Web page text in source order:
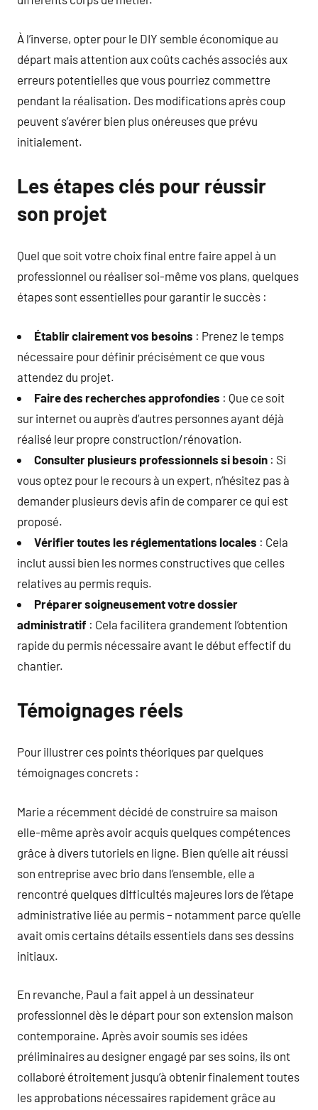
À l’inverse, opter pour le DIY semble économique au
départ mais attention aux coûts cachés associés aux
erreurs potentielles que vous pourriez commettre
pendant la réalisation. Des modifications après coup
peuvent s’avérer bien plus onéreuses que prévu
initialement.
Les étapes clés pour réussir
son projet
Quel que soit votre choix final entre faire appel à un
professionnel ou réaliser soi-même vos plans, quelques
étapes sont essentielles pour garantir le succès :
Établir clairement vos besoins : Prenez le temps
nécessaire pour définir précisément ce que vous
attendez du projet.
Faire des recherches approfondies : Que ce soit
sur internet ou auprès d’autres personnes ayant déjà
réalisé leur propre construction/rénovation.
Consulter plusieurs professionnels si besoin : Si
vous optez pour le recours à un expert, n’hésitez pas à
demander plusieurs devis afin de comparer ce qui est
proposé.
Vérifier toutes les réglementations locales : Cela
inclut aussi bien les normes constructives que celles
relatives au permis requis.
Préparer soigneusement votre dossier
administratif : Cela facilitera grandement l’obtention
rapide du permis nécessaire avant le début effectif du
chantier.
Témoignages réels
Pour illustrer ces points théoriques par quelques
témoignages concrets :
Marie a récemment décidé de construire sa maison
elle-même après avoir acquis quelques compétences
grâce à divers tutoriels en ligne. Bien qu’elle ait réussi
son entreprise avec brio dans l’ensemble, elle a
rencontré quelques difficultés majeures lors de l’étape
administrative liée au permis – notamment parce qu’elle
avait omis certains détails essentiels dans ses dessins
initiaux.
En revanche, Paul a fait appel à un dessinateur
professionnel dès le départ pour son extension maison
contemporaine. Après avoir soumis ses idées
préliminaires au designer engagé par ses soins, ils ont
collaboré étroitement jusqu’à obtenir finalement toutes
les approbations nécessaires rapidement grâce au